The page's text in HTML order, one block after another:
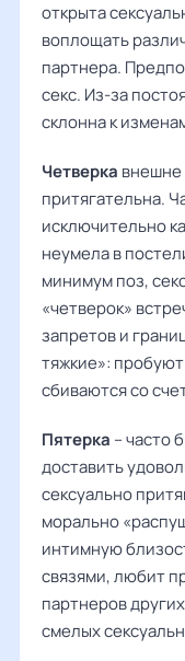
открыта
воплощать
партнера.
секс. Из-за
склонна к
Четверка внешне
притягательна.
исключительно
неумела в
минимум поз,
«четверок»
запретов и
тяжкие»:
сбиваются со
Пятерка – часто
доставить
сексуально
морально
интимную
связями, любит
партнеров
смелых